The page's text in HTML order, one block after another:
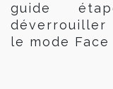
guide
le mode Face